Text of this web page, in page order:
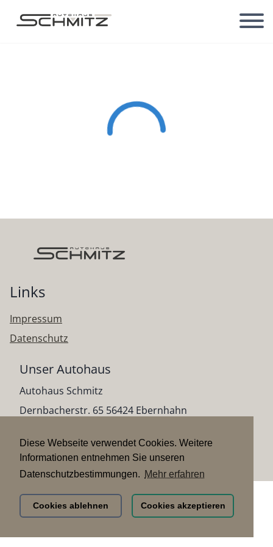
Diese Webseite verwendet Cookies. Weitere
Informationen entnehmen Sie unseren
Datenschutzbestimmungen. Mehr erfahren
Cookies ablehnen Cookies akzeptieren
Links
Impressum
Datenschutz
Unser Autohaus
Autohaus Schmitz
Dernbacherstr. 65 56424 Ebernhahn
E-Mail:info@ahschmitz.de